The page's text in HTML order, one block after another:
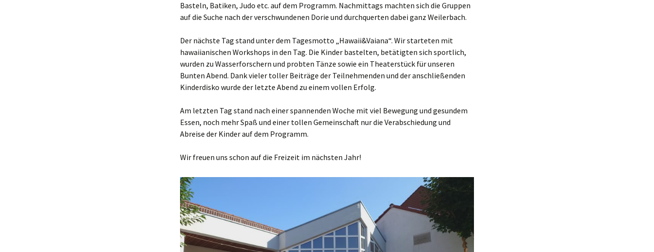
Basteln, Batiken, Judo etc. auf dem Programm. Nachmittags machten sich die Gruppen
auf die Suche nach der verschwundenen Dorie und durchquerten dabei ganz Weilerbach.
Der nächste Tag stand unter dem Tagesmotto „Hawaii&Vaiana“. Wir starteten mit
hawaiianischen Workshops in den Tag. Die Kinder bastelten, betätigten sich sportlich,
wurden zu Wasserforschern und probten Tänze sowie ein Theaterstück für unseren
Bunten Abend. Dank vieler toller Beiträge der Teilnehmenden und der anschließenden
Kinderdisko wurde der letzte Abend zu einem vollen Erfolg.
Am letzten Tag stand nach einer spannenden Woche mit viel Bewegung und gesundem
Essen, noch mehr Spaß und einer tollen Gemeinschaft nur die Verabschiedung und
Abreise der Kinder auf dem Programm.
Wir freuen uns schon auf die Freizeit im nächsten Jahr!